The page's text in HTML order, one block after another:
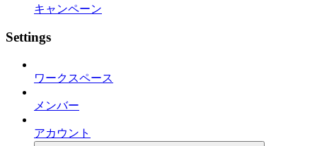
キャンペーン
Settings
ワークスペース
メンバー
アカウント